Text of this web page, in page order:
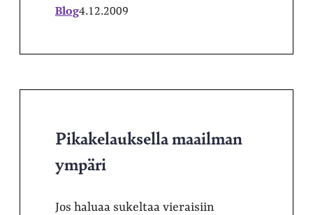
Blog4.12.2009
Pikakelauksella maailman
ympäri
Jos haluaa sukeltaa vieraisiin